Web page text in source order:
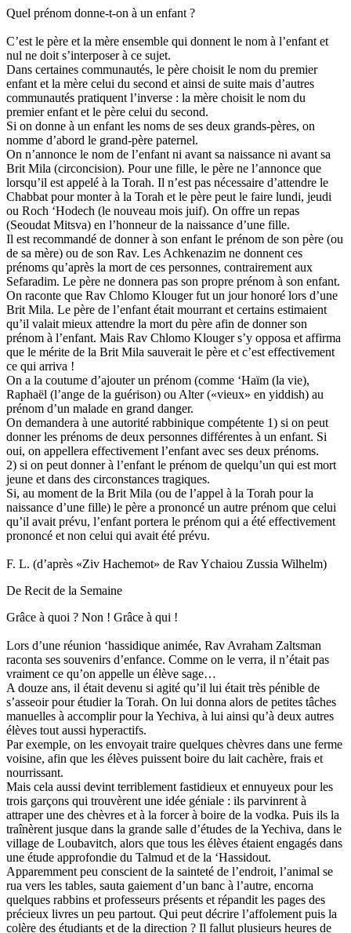
Quel prénom donne-t-on à un enfant ?
C’est le père et la mère ensemble qui donnent le nom à l’enfant et
nul ne doit s’interposer à ce sujet.
Dans certaines communautés, le père choisit le nom du premier
enfant et la mère celui du second et ainsi de suite mais d’autres
communautés pratiquent l’inverse : la mère choisit le nom du
premier enfant et le père celui du second.
Si on donne à un enfant les noms de ses deux grands-pères, on
nomme d’abord le grand-père paternel.
On n’annonce le nom de l’enfant ni avant sa naissance ni avant sa
Brit Mila (circoncision). Pour une fille, le père ne l’annonce que
lorsqu’il est appelé à la Torah. Il n’est pas nécessaire d’attendre le
Chabbat pour monter à la Torah et le père peut le faire lundi, jeudi
ou Roch ‘Hodech (le nouveau mois juif). On offre un repas
(Seoudat Mitsva) en l’honneur de la naissance d’une fille.
Il est recommandé de donner à son enfant le prénom de son père (ou
de sa mère) ou de son Rav. Les Achkenazim ne donnent ces
prénoms qu’après la mort de ces personnes, contrairement aux
Sefaradim. Le père ne donnera pas son propre prénom à son enfant.
On raconte que Rav Chlomo Klouger fut un jour honoré lors d’une
Brit Mila. Le père de l’enfant était mourrant et certains estimaient
qu’il valait mieux attendre la mort du père afin de donner son
prénom à l’enfant. Mais Rav Chlomo Klouger s’y opposa et affirma
que le mérite de la Brit Mila sauverait le père et c’est effectivement
ce qui arriva !
On a la coutume d’ajouter un prénom (comme ‘Haïm (la vie),
Raphaël (l’ange de la guérison) ou Alter («vieux» en yiddish) au
prénom d’un malade en grand danger.
On demandera à une autorité rabbinique compétente 1) si on peut
donner les prénoms de deux personnes différentes à un enfant. Si
oui, on appellera effectivement l’enfant avec ses deux prénoms.
2) si on peut donner à l’enfant le prénom de quelqu’un qui est mort
jeune et dans des circonstances tragiques.
Si, au moment de la Brit Mila (ou de l’appel à la Torah pour la
naissance d’une fille) le père a prononcé un autre prénom que celui
qu’il avait prévu, l’enfant portera le prénom qui a été effectivement
prononcé et non celui qui avait été prévu.
F. L. (d’après «Ziv Hachemot» de Rav Ychaiou Zussia Wilhelm)
De Recit de la Semaine
Grâce à quoi ? Non ! Grâce à qui !
Lors d’une réunion ‘hassidique animée, Rav Avraham Zaltsman
raconta ses souvenirs d’enfance. Comme on le verra, il n’était pas
vraiment ce qu’on appelle un élève sage…
A douze ans, il était devenu si agité qu’il lui était très pénible de
s’asseoir pour étudier la Torah. On lui donna alors de petites tâches
manuelles à accomplir pour la Yechiva, à lui ainsi qu’à deux autres
élèves tout aussi hyperactifs.
Par exemple, on les envoyait traire quelques chèvres dans une ferme
voisine, afin que les élèves puissent boire du lait cachère, frais et
nourrissant.
Mais cela aussi devint terriblement fastidieux et ennuyeux pour les
trois garçons qui trouvèrent une idée géniale : ils parvinrent à
attraper une des chèvres et à la forcer à boire de la vodka. Puis ils la
traînèrent jusque dans la grande salle d’études de la Yechiva, dans le
village de Loubavitch, alors que tous les élèves étaient engagés dans
une étude approfondie du Talmud et de la ‘Hassidout.
Apparemment peu conscient de la sainteté de l’endroit, l’animal se
rua vers les tables, sauta gaiement d’un banc à l’autre, encorna
quelques rabbins et professeurs présents et répandit les pages des
précieux livres un peu partout. Qui peut décrire l’affolement puis la
colère des étudiants et de la direction ? Il fallut plusieurs heures de